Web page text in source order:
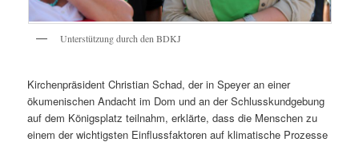
Unterstützung durch den BDKJ
Kirchenpräsident Christian Schad, der in Speyer an einer
ökumenischen Andacht im Dom und an der Schlusskundgebung
auf dem Königsplatz teilnahm, erklärte, dass die Menschen zu
einem der wichtigsten Einflussfaktoren auf klimatische Prozesse